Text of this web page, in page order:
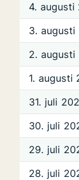
4. augusti
3. augusti
2. augusti
1. augusti
31. juli
30. juli
29. juli
28. juli